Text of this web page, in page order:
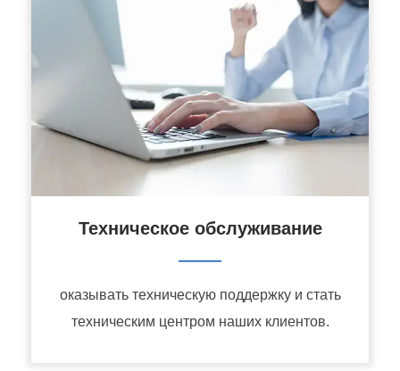
Техническое обслуживание
———
оказывать техническую поддержку и стать
техническим центром наших клиентов.